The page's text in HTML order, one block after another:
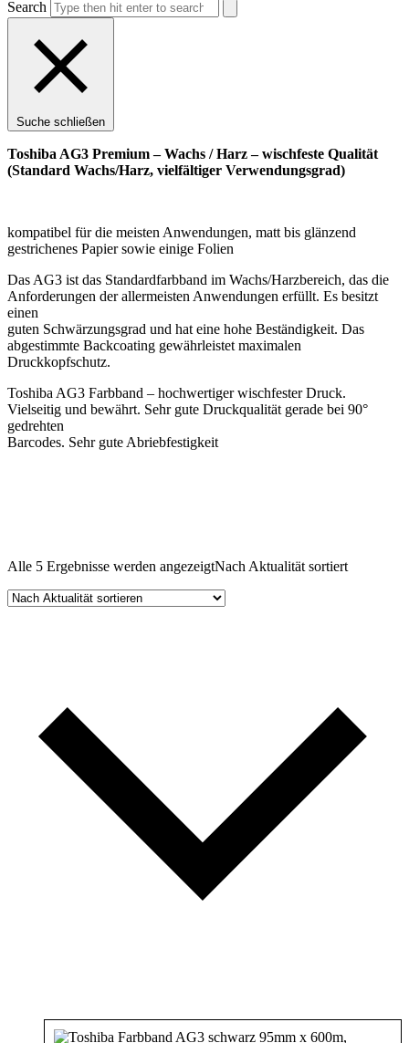
Search
Suche schließen
Toshiba AG3 Premium – Wachs / Harz – wischfeste Qualität
(Standard Wachs/Harz, vielfältiger Verwendungsgrad)
kompatibel für die meisten Anwendungen, matt bis glänzend
gestrichenes Papier sowie einige Folien
Das AG3 ist das Standardfarbband im Wachs/Harzbereich, das die
Anforderungen der allermeisten Anwendungen erfüllt. Es besitzt
einen
guten Schwärzungsgrad und hat eine hohe Beständigkeit. Das
abgestimmte Backcoating gewährleistet maximalen
Druckkopfschutz.
Toshiba AG3 Farbband – hochwertiger wischfester Druck.
Vielseitig und bewährt. Sehr gute Druckqualität gerade bei 90°
gedrehten
Barcodes. Sehr gute Abriebfestigkeit
Alle 5 Ergebnisse werden angezeigtNach Aktualität sortiert